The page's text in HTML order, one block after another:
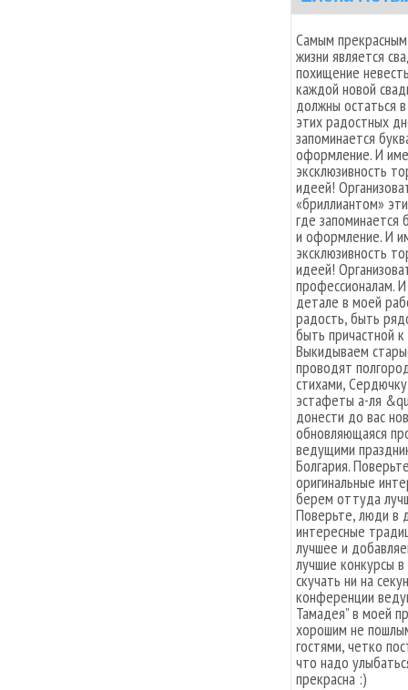
Самым
жизни является
похищение
каждой новой
должны остаться
этих радостных
запоминается
оформление. И
эксклюзивность
идеей!
«бриллиантом»
где запоминается
и оформление. И
эксклюзивность
идеей!
профессионалам.
детале в моей
радость, быть
быть причастной
Выкидываем
проводят
стихами,
эстафеты а-ля
донести до вас
обновляющаяся
ведущими
Болгария.
оригинальные
берем оттуда
Поверьте, люди в
интересные
лучшее и
лучшие конкурсы
скучать ни на
конференции
Тамадея” в моей
хорошим не
гостями, четко
что надо
прекрасна :)